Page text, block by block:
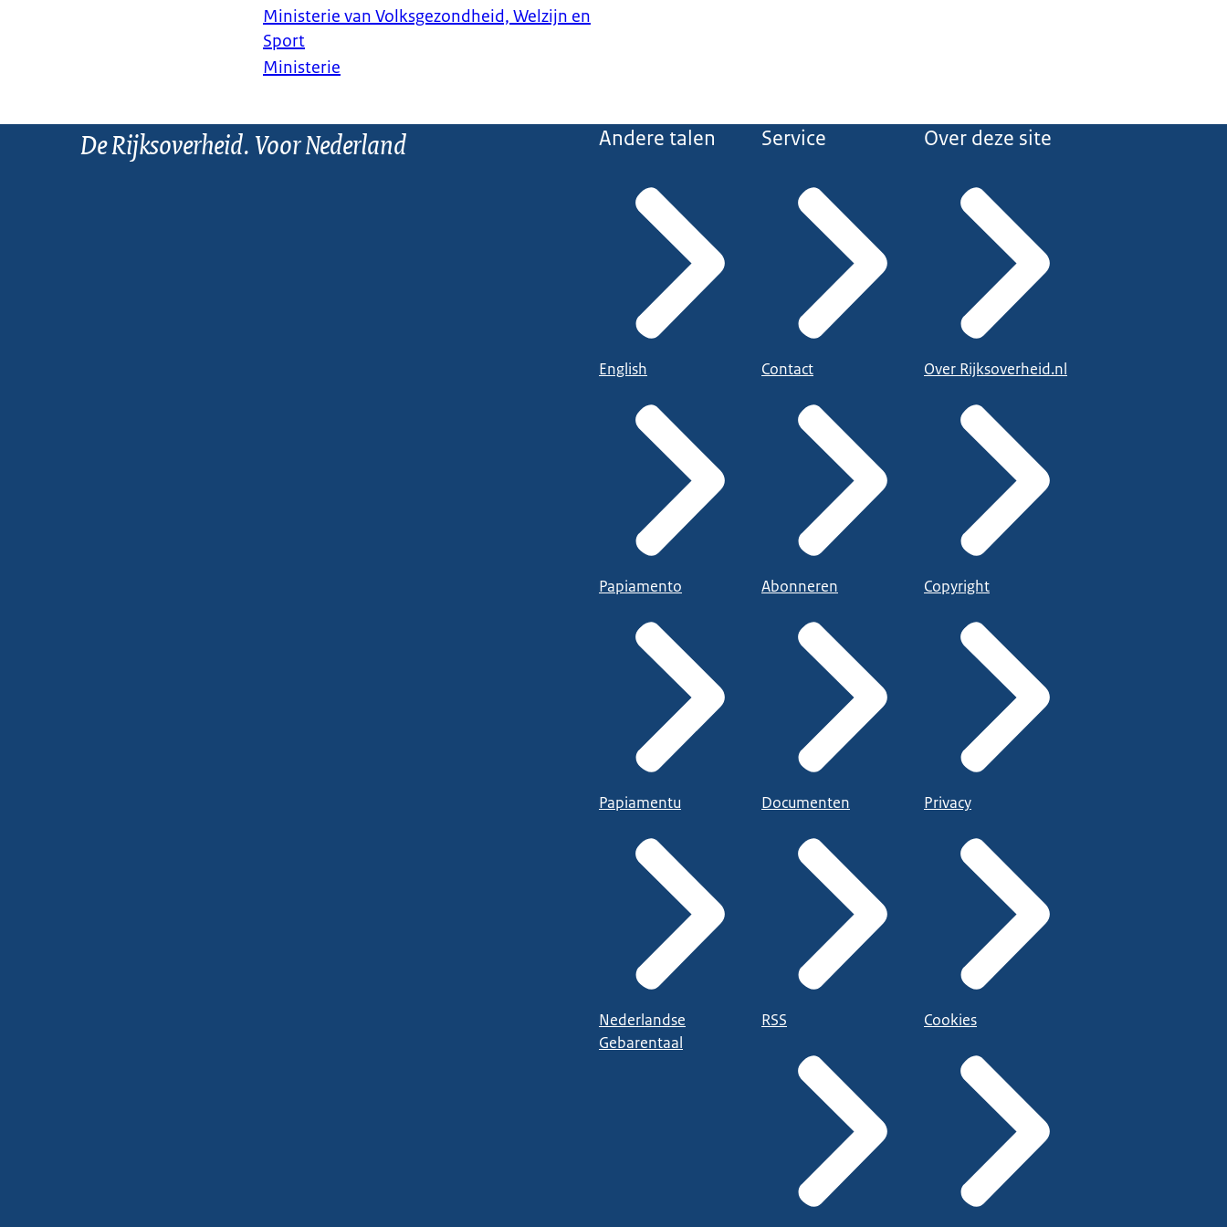
Ministerie van Volksgezondheid, Welzijn en
Sport
Ministerie
De Rijksoverheid. Voor Nederland Andere talen
English
Papiamento
Papiamentu
Nederlandse
Gebarentaal
Service
Contact
Abonneren
Documenten
RSS
Over deze site
Over Rijksoverheid.nl
Copyright
Privacy
Cookies